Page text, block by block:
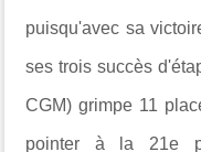
puisqu'avec sa
ses trois succès
CGM) grimpe 11
pointer à la 21e